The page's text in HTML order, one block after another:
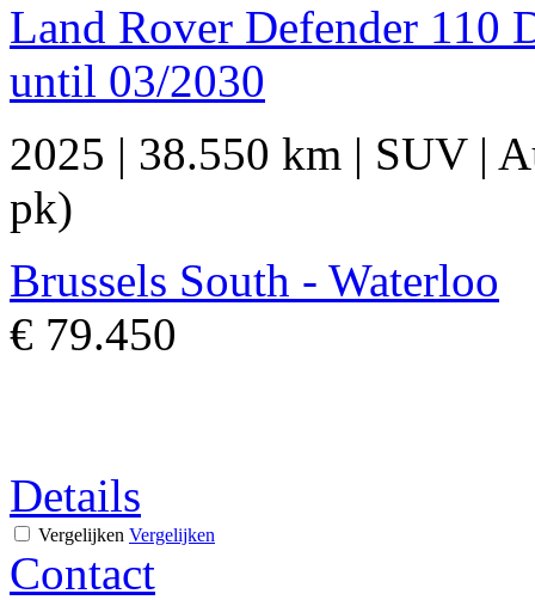
Land Rover Defender 110
until 03/2030
2025 | 38.550 km | SUV|
pk)
Brussels South - Waterloo
€ 79.450
Details
Vergelijken Vergelijken
Contact